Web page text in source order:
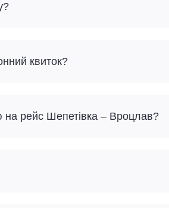
квиток?
на рейс Шепетівка – Вроцлав?